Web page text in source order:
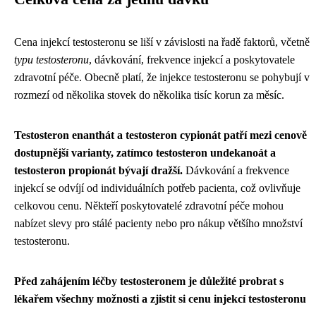
Cena injekcí testosteronu se liší v závislosti na řadě faktorů, včetně
typu testosteronu, dávkování, frekvence injekcí a poskytovatele
zdravotní péče. Obecně platí, že injekce testosteronu se pohybují v
rozmezí od několika stovek do několika tisíc korun za měsíc.
Testosteron enanthát a testosteron cypionát patří mezi cenově
dostupnější varianty, zatímco testosteron undekanoát a
testosteron propionát bývají dražší. Dávkování a frekvence
injekcí se odvíjí od individuálních potřeb pacienta, což ovlivňuje
celkovou cenu. Někteří poskytovatelé zdravotní péče mohou
nabízet slevy pro stálé pacienty nebo pro nákup většího množství
testosteronu.
Před zahájením léčby testosteronem je důležité probrat s
lékařem všechny možnosti a zjistit si cenu injekcí testosteronu